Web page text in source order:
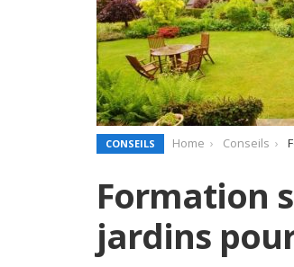
CONSEILS Home Conseils
Formation
jardins